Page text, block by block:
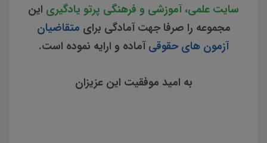
سایت علمی، آموزشی و فرهنگی پرتو یادگیری این
مجموعه را صرفا جهت آمادگی برای متقاضیان
آزمون های حقوقیآماده و ارایه نموده است.
به امید موفقیت این عزیزان